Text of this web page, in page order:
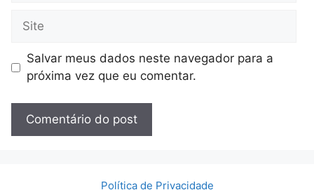
Site
Salvar meus dados neste navegador para a
próxima vez que eu comentar.
Política de Privacidade